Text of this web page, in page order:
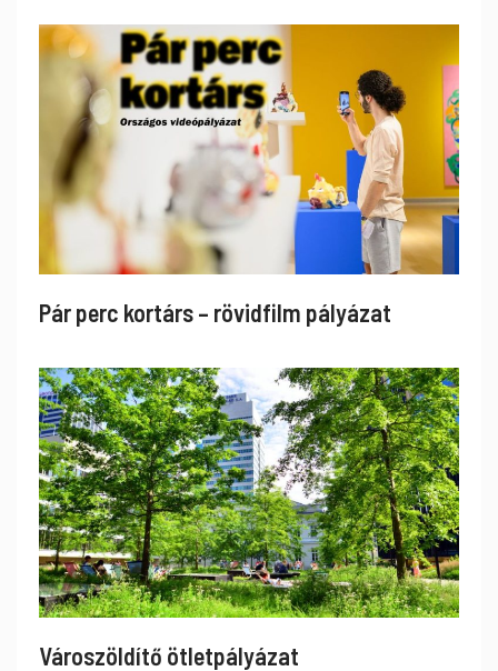
Pár perc kortárs – rövidfilm pályázat
Városzöldítő ötletpályázat